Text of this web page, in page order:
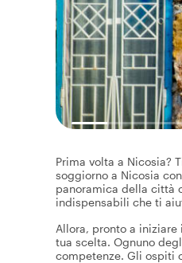
Prima volta a Nicosia?
soggiorno a Nicosia
panoramica della città
indispensabili che ti
Allora, pronto a
tua scelta. Ognuno
competenze. Gli ospiti